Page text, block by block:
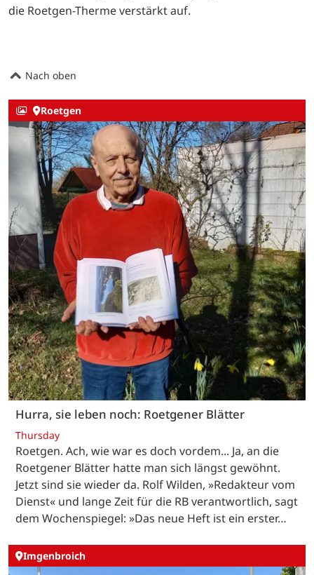
die Roetgen-Therme verstärkt auf.
Nach oben
Roetgen
Hurra, sie leben noch: Roetgener Blätter
Thursday
Roetgen. Ach, wie war es doch vordem... Ja, an die
Roetgener Blätter hatte man sich längst gewöhnt.
Jetzt sind sie wieder da. Rolf Wilden, »Redakteur vom
Dienst« und lange Zeit für die RB verantwortlich, sagt
dem Wochenspiegel: »Das neue Heft ist ein erster…
Imgenbroich